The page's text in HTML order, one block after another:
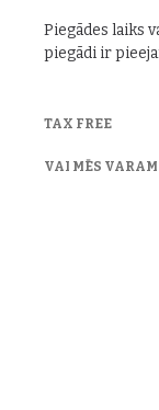
Piegādes laiks
piegādi ir
TAX FREE
VAI MĒS